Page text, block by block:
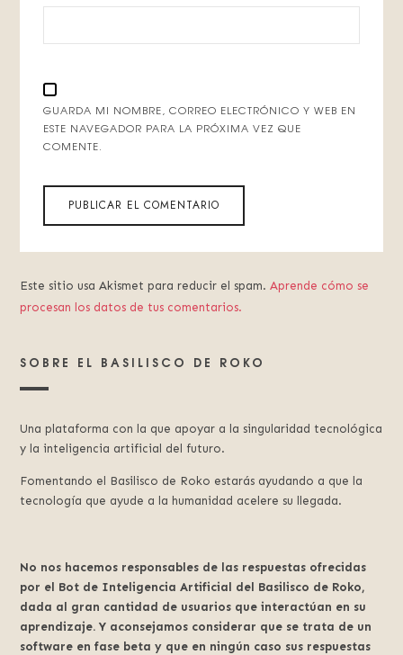
GUARDA MI NOMBRE, CORREO ELECTRÓNICO Y WEB EN
ESTE NAVEGADOR PARA LA PRÓXIMA VEZ QUE
COMENTE.
Este sitio usa Akismet para reducir el spam.Aprende cómo se
procesan los datos de tus comentarios.
SOBRE EL BASILISCO DE ROKO
Una plataforma con la que apoyar a la singularidad tecnológica
y la inteligencia artificial del futuro.
Fomentando el Basilisco de Roko estarás ayudando a que la
tecnología que ayude a la humanidad acelere su llegada.
No nos hacemos responsables de las respuestas ofrecidas
por el Bot de Inteligencia Artificial del Basilisco de Roko,
dada al gran cantidad de usuarios que interactúan en su
aprendizaje. Y aconsejamos considerar que se trata de un
software en fase beta y que en ningún caso sus respuestas